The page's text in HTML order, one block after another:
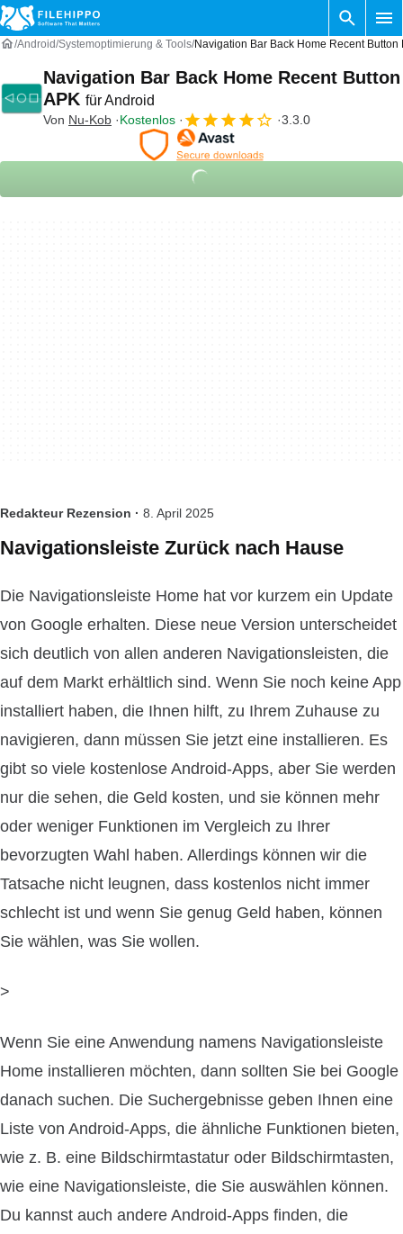
Android Systemoptimierung & Tools Navigation Bar Back Home Recent Button
Navigation Bar Back Home Recent Button
APK für Android
Von Nu-Kob Kostenlos 3.3.0
Redakteur Rezension · 8. April 2025
Navigationsleiste Zurück nach Hause
Die Navigationsleiste Home hat vor kurzem ein Update
von Google erhalten. Diese neue Version unterscheidet
sich deutlich von allen anderen Navigationsleisten, die
auf dem Markt erhältlich sind. Wenn Sie noch keine App
installiert haben, die Ihnen hilft, zu Ihrem Zuhause zu
navigieren, dann müssen Sie jetzt eine installieren. Es
gibt so viele kostenlose Android-Apps, aber Sie werden
nur die sehen, die Geld kosten, und sie können mehr
oder weniger Funktionen im Vergleich zu Ihrer
bevorzugten Wahl haben. Allerdings können wir die
Tatsache nicht leugnen, dass kostenlos nicht immer
schlecht ist und wenn Sie genug Geld haben, können
Sie wählen, was Sie wollen.
>
Wenn Sie eine Anwendung namens Navigationsleiste
Home installieren möchten, dann sollten Sie bei Google
danach suchen. Die Suchergebnisse geben Ihnen eine
Liste von Android-Apps, die ähnliche Funktionen bieten,
wie z. B. eine Bildschirmtastatur oder Bildschirmtasten,
wie eine Navigationsleiste, die Sie auswählen können.
Du kannst auch andere Android-Apps finden, die